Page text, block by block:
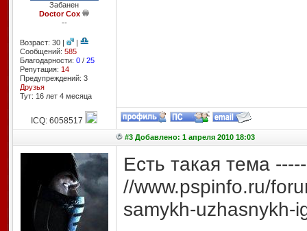
Забанен
Doctor Cox
--
Возраст: 30 |
|
Сообщений: 585
Благодарности: 0/ 25
Репутация: 14
Предупреждений: 3
Друзья
Тут: 16 лет 4 месяцa
ICQ: 6058517
#3 Добавлено: 1 апреля 2010 18:03
Есть такая тема
//www.pspinfo.ru/
samykh-uzhasnykh-